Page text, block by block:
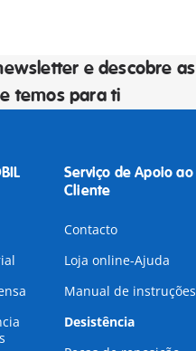
e descobre as
temos para ti
Serviço de Apoio ao
Cliente
Contacto
Loja online-Ajuda
Manual de instruções
Desistência